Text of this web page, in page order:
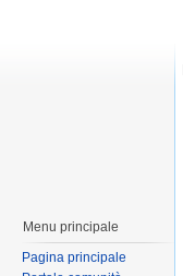
Menu principale
Pagina principale